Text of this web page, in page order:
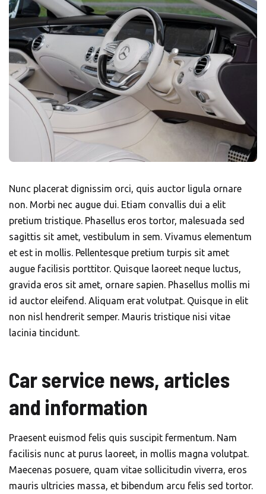
Nunc placerat dignissim orci, quis auctor ligula ornare
non. Morbi nec augue dui. Etiam convallis dui a elit
pretium tristique. Phasellus eros tortor, malesuada sed
sagittis sit amet, vestibulum in sem. Vivamus elementum
et est in mollis. Pellentesque pretium turpis sit amet
augue facilisis porttitor. Quisque laoreet neque luctus,
gravida eros sit amet, ornare sapien. Phasellus mollis mi
id auctor eleifend. Aliquam erat volutpat. Quisque in elit
non nisl hendrerit semper. Mauris tristique nisi vitae
lacinia tincidunt.
Car service news, articles
and information
Praesent euismod felis quis suscipit fermentum. Nam
facilisis nunc at purus laoreet, in mollis magna volutpat.
Maecenas posuere, quam vitae sollicitudin viverra, eros
mauris ultricies massa, et bibendum arcu felis sed tortor.